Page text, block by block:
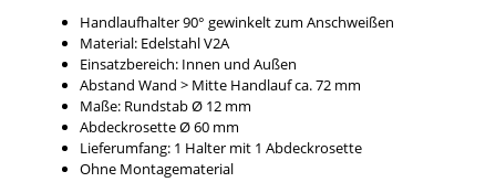
Handlaufhalter 90° gewinkelt zum Anschweißen
Material: Edelstahl V2A
Einsatzbereich: Innen und Außen
Abstand Wand > Mitte Handlauf ca. 72 mm
Maße: Rundstab Ø 12 mm
Abdeckrosette Ø 60 mm
Lieferumfang: 1 Halter mit 1 Abdeckrosette
Ohne Montagematerial